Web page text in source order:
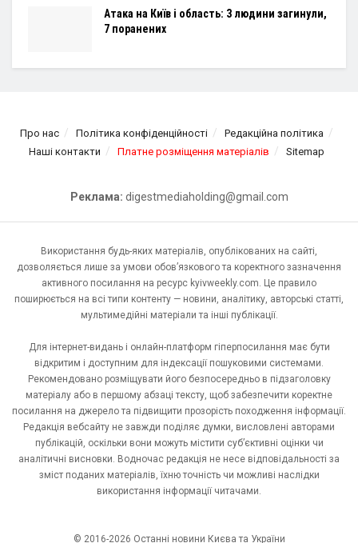
Атака на Київ і область: 3 людини загинули,
7 поранених
Про нас Політика конфіденційності
Редакційна політика
Наші контакти
Платне розміщення матеріалів Sitemap
Реклама: digestmediaholding@gmail.com
Використання будь-яких матеріалів, опублікованих на сайті,
дозволяється лише за умови обов’язкового та коректного зазначення
активного посилання на ресурс kyivweekly.com. Це правило
поширюється на всі типи контенту — новини, аналітику, авторські статті,
мультимедійні матеріали та інші публікації.
Для інтернет-видань і онлайн-платформ гіперпосилання має бути
відкритим і доступним для індексації пошуковими системами.
Рекомендовано розміщувати його безпосередньо в підзаголовку
матеріалу або в першому абзаці тексту, щоб забезпечити коректне
посилання на джерело та підвищити прозорість походження інформації.
Редакція вебсайту не завжди поділяє думки, висловлені авторами
публікацій, оскільки вони можуть містити суб’єктивні оцінки чи
аналітичні висновки. Водночас редакція не несе відповідальності за
зміст поданих матеріалів, їхню точність чи можливі наслідки
використання інформації читачами.
© 2016-2026 Останні новини Києва та України